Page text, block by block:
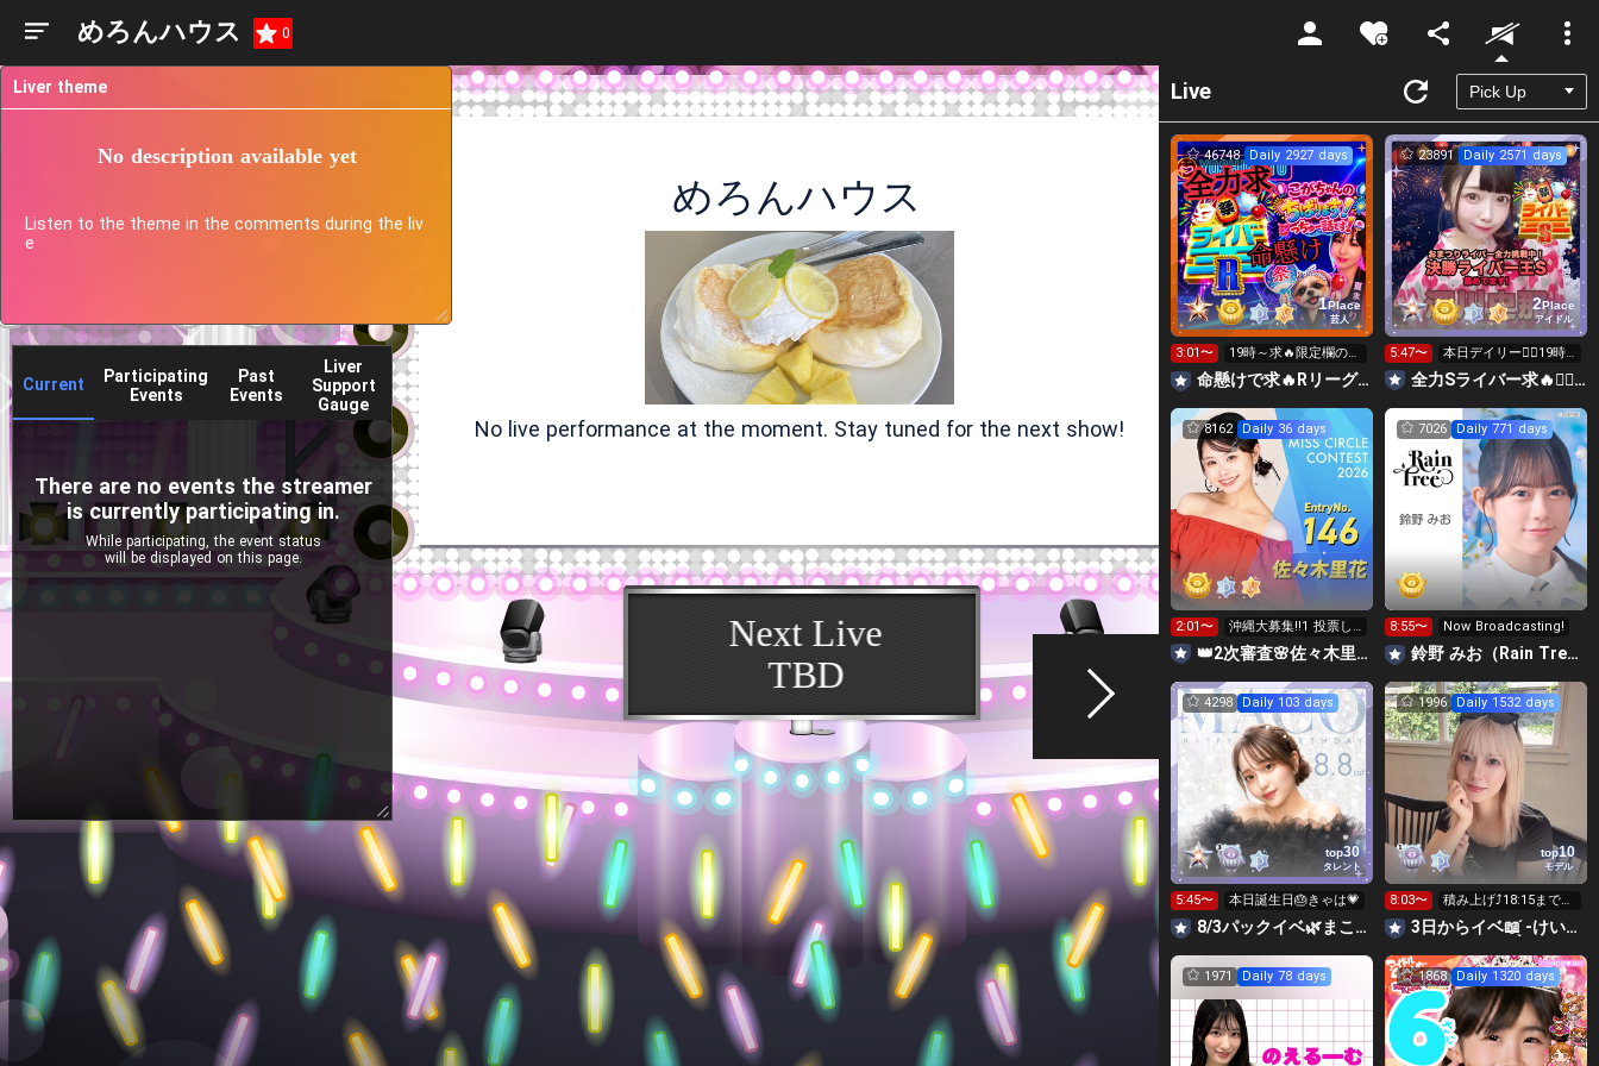
めろんハウス 0
Unmute
めろんハウス
No live performance at the moment. Stay tuned for the next show!
Current
Participating
Events
Past
Events
Liver
Support
Gauge
There are no events the streamer
is currently participating in.
While participating, the event status
will be displayed on this page.
Liver theme
No description available yet
Listen to the theme in the comments during the liv
e
Live
1Place
芸人
46748 Daily 2927 days
3:01〜
19時～求🔥限定欄のR
リーグ👑全力ポイント
勝負日🔥
命懸けで求🔥Rリーグ👑夏祭実行委員長🎆こがちゃんのちばります
2Place
アイドル
23891 Daily 2571 days
5:47〜
本日デイリー❤️‍🔥19時
からライバー王求❤️‍🔥
全力Sライバー求🔥❤️‍🔥147cm深川史那のルーム🐸🎈
8162 Daily 36 days
2:01〜
沖縄大募集‼️1 投票し
て🗳️
👑2次審査🌸佐々木里花❤️‍🔥 #ミスサークル2026
7026 Daily 771 days
8:55〜 Now Broadcasting!
鈴野 みお（Rain Tree）
top30
タレント
4298 Daily 103 days
5:45〜 本日誕生日🎂きゃは💗
8/3パックイベ🌿まこ🦩🩷
top10
モデル
1996 Daily 1532 days
8:03〜
積み上げ⤴️18:15まで！
次枠23:40予定
3日からイベ📖 ̖́-けいか iito専属
1971 Daily 78 days 1868 Daily 1320 days